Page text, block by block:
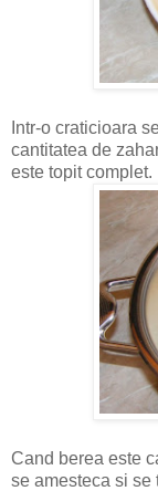
Intr-o craticioara
cantitatea de
este topit complet.
Cand berea este
se amesteca si se